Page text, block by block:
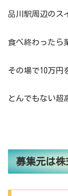
品川駅周辺のス
食べ終わったら
その場で10万円
とんでもない超
募集元は